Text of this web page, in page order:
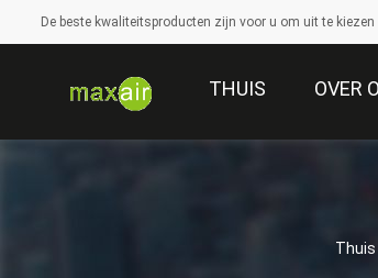
De beste kwaliteitsproducten zijn voor u om uit te kiezen
THUIS OVER
Thuis